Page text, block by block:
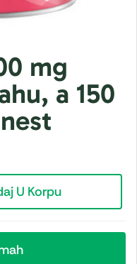
mg
a 150
U Korpu